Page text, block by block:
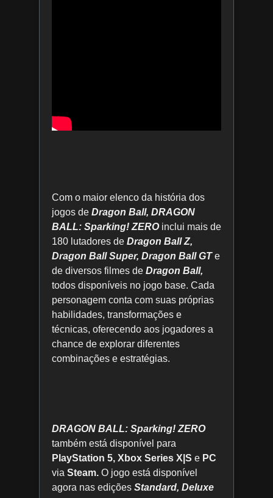
Com o maior elenco da história dos
jogos de Dragon Ball, DRAGON
BALL: Sparking! ZEROinclui mais de
180 lutadores de Dragon Ball Z,
Dragon Ball Super, Dragon Ball GTe
de diversos filmes de Dragon Ball,
todos disponíveis no jogo base. Cada
personagem conta com suas próprias
habilidades, transformações e
técnicas, oferecendo aos jogadores a
chance de explorar diferentes
combinações e estratégias.
DRAGON BALL: Sparking! ZERO
também está disponível para
PlayStation 5, Xbox Series X|S e PC
via Steam. O jogo está disponível
agora nas edições Standard, Deluxe